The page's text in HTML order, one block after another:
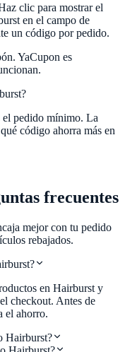
clic para mostrar el
en el campo de
un código por pedido.
YaCupon es
?
el pedido mínimo. La
código ahorra más en
frecuentes
mejor con tu pedido
rebajados.
en Hairburst y
checkout. Antes de
el ahorro.
Hairburst?